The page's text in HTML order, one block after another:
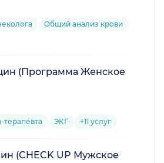
Общий анализ крови
(Программа Женское
ЭКГ +11 услуг
(CHECK UP Мужское